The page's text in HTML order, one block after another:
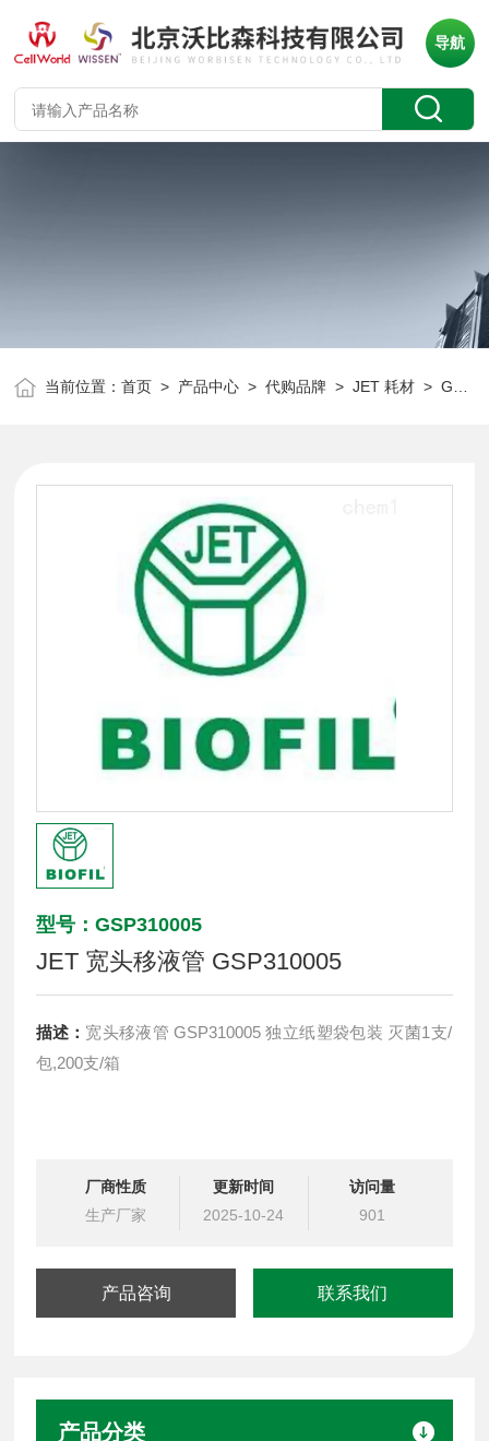
导航
当前位置：首页 > 产品中心 >代购品牌 >JET 耗材 > GSP310005JET 宽头移液管 GSP310005
型号：GSP310005
JET 宽头移液管 GSP310005
描述： 宽头移液管 GSP310005 独立纸塑袋包装 灭菌1支/
包,200支/箱
厂商性质
生产厂家
更新时间
2025-10-24
访问量
901
产品咨询 联系我们
产品分类